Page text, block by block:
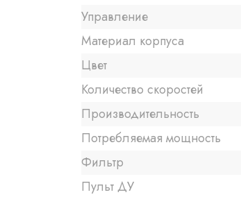
Управление
Материал корпуса
Цвет
Количество скоростей
Производительность
Потребляемая мощность
Фильтр
Пульт ДУ